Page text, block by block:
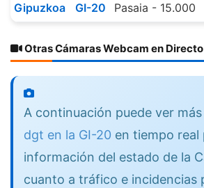
Gipuzkoa GI-20 Pasaia - 15.000
Otras Cámaras Webcam en
A continuación puede ver más
dgt en la GI-20 en tiempo real
información del estado de la
cuanto a tráfico e incidencias